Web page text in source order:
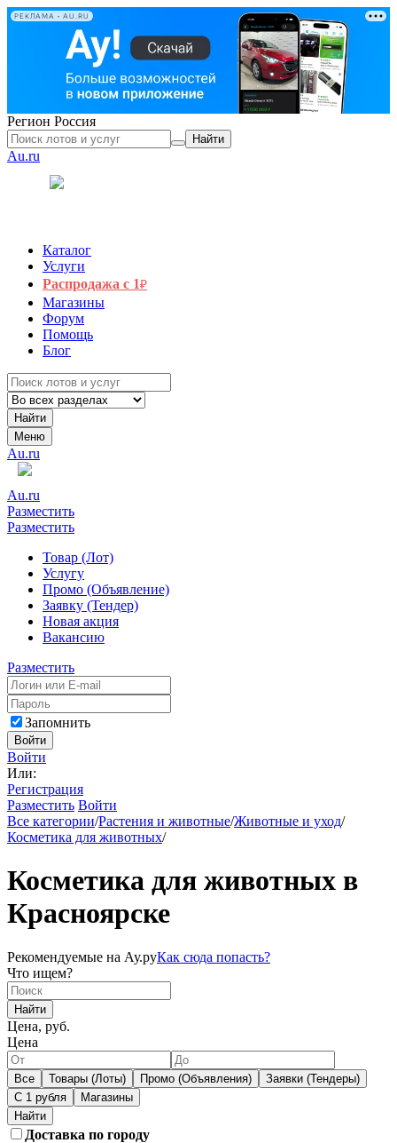
РЕКЛАМА • AU.RU
Регион Россия
Найти
Au.ru
Каталог
Услуги
Распродажа с 1₽
Магазины
Форум
Помощь
Блог
Найти
Меню
Au.ru
Au.ru
Разместить
Разместить
Товар (Лот)
Услугу
Промо (Объявление)
Заявку (Тендер)
Новая акция
Вакансию
Разместить
Запомнить
Войти
Войти
Или:
Регистрация
Разместить Войти
Все категории/Растения и животные/Животные и уход/
Косметика для животных/
Косметика для животных в
Красноярске
Рекомендуемые на Ау.руКак сюда попасть?
Что ищем?
Найти
Цена, руб.
Цена
Все Товары (Лоты) Промо (Объявления)
Заявки (Тендеры)
С 1 рубля
Магазины
Доставка по городу